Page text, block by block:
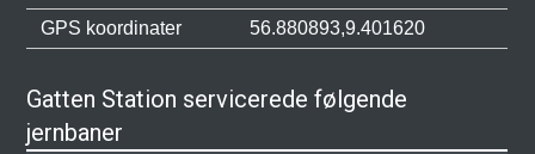
GPS koordinater 56.880893,9.401620
Gatten Station servicerede følgende
jernbaner